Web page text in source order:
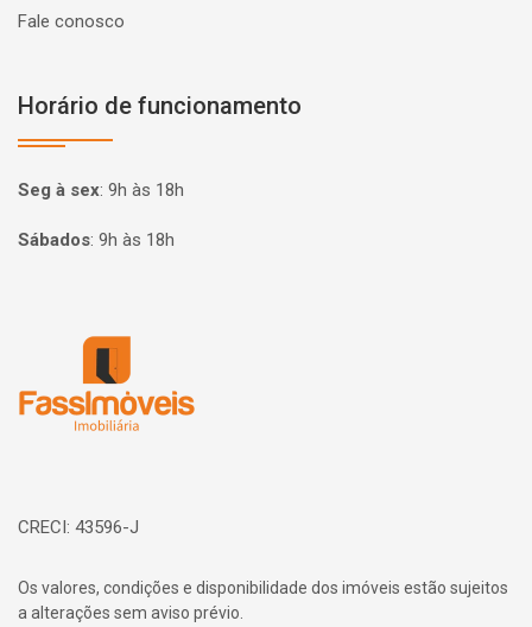
Fale conosco
Horário de funcionamento
Seg à sex: 9h às 18h
Sábados: 9h às 18h
CRECI: 43596-J
Os valores, condições e disponibilidade dos imóveis estão sujeitos
a alterações sem aviso prévio.